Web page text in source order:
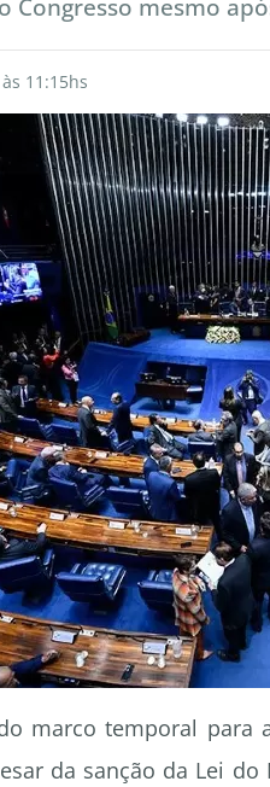
Congresso mesmo
11:15hs
marco temporal para
da sanção da Lei